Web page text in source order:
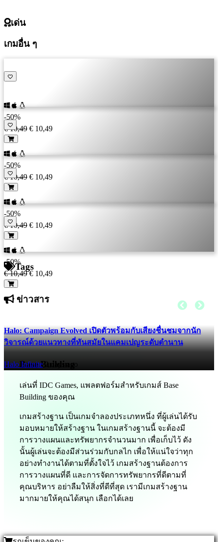
เด่น
เกมอื่น ๆ
-50%
€ 10,49 € 10,49
-50%
€ 10,49 € 10,49
-50%
€ 10,49 € 10,49
-50%
€ 10,49 € 10,49
Tags
ข่าวสาร
Halo: Campaign Evolved เปิดตัวพร้อมกับเสียงชื่นชมจากนัก
วิจารณ์ด้วยแนวทางที่ทันสมัยในแคมเปญระดับตำนาน
Halo Infinite 2 days ago
Base Building
เล่นที่ IDC Games, แพลตฟอร์มสำหรับเกมส์ Base
Building ของคุณ
เกมสร้างฐาน เป็นเกมจำลองประเภทหนึ่ง ที่ผู้เล่นได้รับ
มอบหมายให้สร้างฐาน ในเกมสร้างฐานนี้ จะต้องมี
การวางแผนและทรัพยากรจำนวนมาก เพื่อเก็บไว้ ดัง
นั้นผู้เล่นจะต้องมีส่วนร่วมกับกลไก เพื่อให้แน่ใจว่าทุก
อย่างทำงานได้ตามที่ตั้งใจไว้ เกมสร้างฐานต้องการ
การวางแผนที่ดี และการจัดการทรัพยากรที่ดีตามที่
คุณบริหาร อย่าลืมให้สิ่งที่ดีที่สุด เรามีเกมสร้างฐาน
มากมายให้คุณได้สนุก เลือกได้เลย